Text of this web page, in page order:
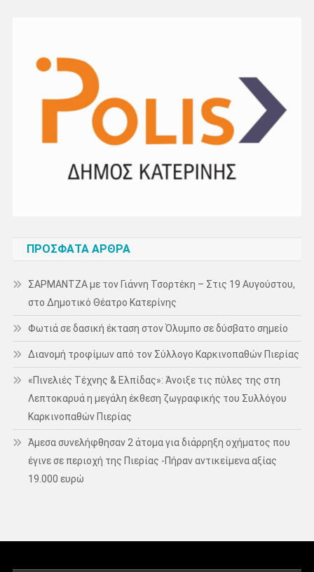
ΠΡΌΣΦΑΤΑ ΆΡΘΡΑ
ΣΑΡΜΑΝΤΖΑ με τον Γιάννη Τσορτέκη – Στις 19 Αυγούστου,
στο Δημοτικό Θέατρο Κατερίνης
Φωτιά σε δασική έκταση στον Όλυμπο σε δύσβατο σημείο
Διανομή τροφίμων από τον Σύλλογο Καρκινοπαθών Πιερίας
«Πινελιές Τέχνης & Ελπίδας»: Άνοιξε τις πύλες της στη
Λεπτοκαρυά η μεγάλη έκθεση ζωγραφικής του Συλλόγου
Καρκινοπαθών Πιερίας
Άμεσα συνελήφθησαν 2 άτομα για διάρρηξη οχήματος που
έγινε σε περιοχή της Πιερίας -Πήραν αντικείμενα αξίας
19.000 ευρώ